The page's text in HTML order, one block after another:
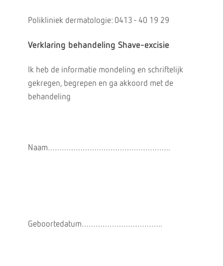
Polikliniek dermatologie: 0413 - 40 19 29
Verklaring behandeling Shave-excisie
Ik heb de informatie mondeling en schriftelijk
gekregen, begrepen en ga akkoord met de
behandeling
Geboortedatum……………………………..